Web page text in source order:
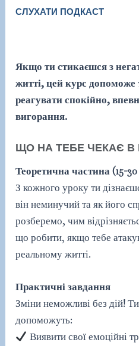
СЛУХАТИ ПОДКАСТ
Якщо ти стикаєшся з
житті, цей курс допоможе
реагувати спокійно,
вигорання.
ЩО НА ТЕБЕ ЧЕКАЄ В
Теоретична частина (15-
З кожного уроку ти
він неминучий та як його
розберемо, чим
що робити, якщо тебе
реальному житті.
Практичні завдання
Зміни неможливі без дій!
допоможуть:
Виявити свої емоційні